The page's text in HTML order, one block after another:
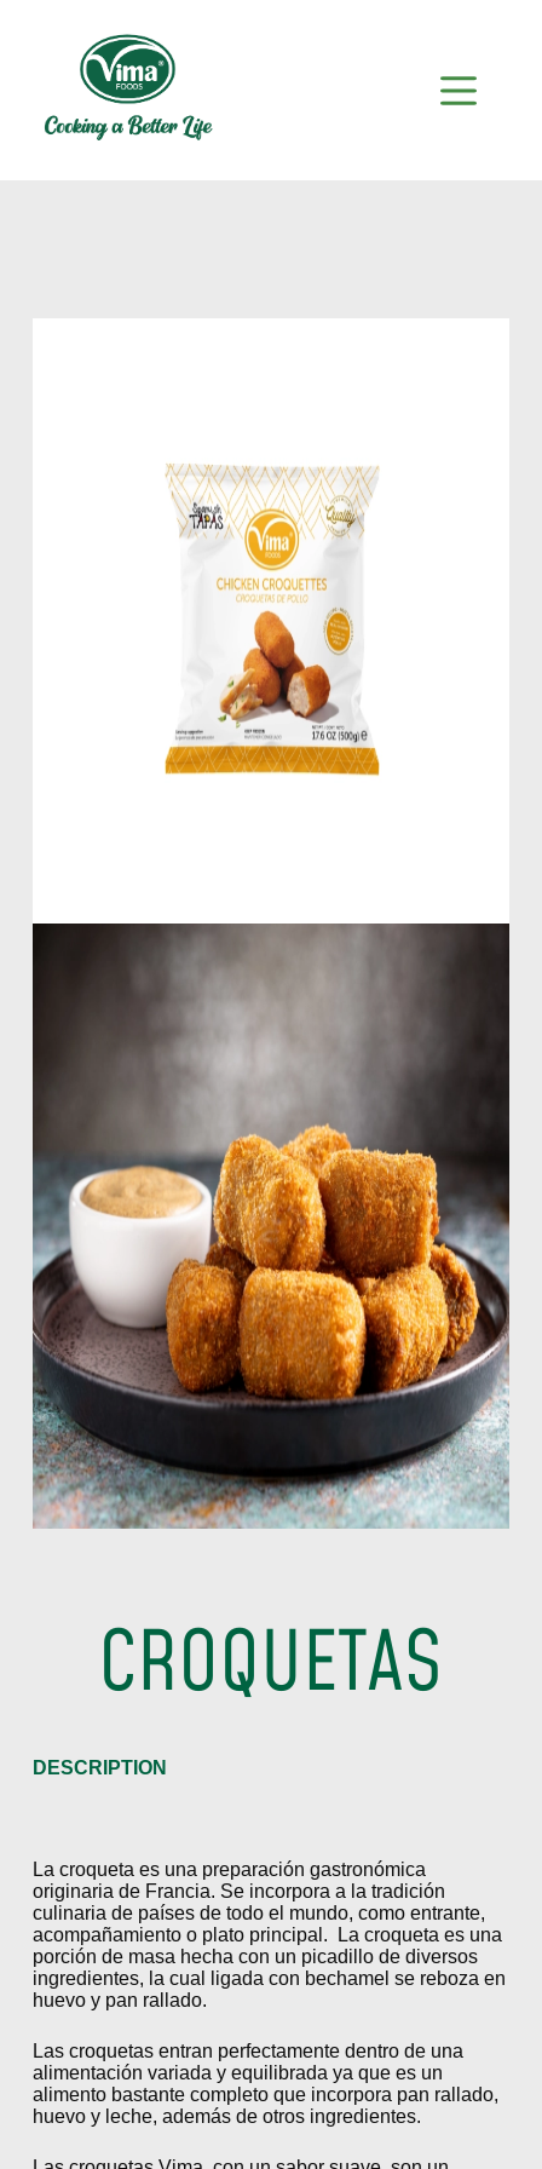
CROQUETAS
DESCRIPTION
La croqueta es una preparación gastronómica
originaria de Francia. Se incorpora a la tradición
culinaria de países de todo el mundo, como entrante,
acompañamiento o plato principal. La croqueta es una
porción de masa hecha con un picadillo de diversos
ingredientes, la cual ligada con bechamel se reboza en
huevo y pan rallado.
Las croquetas entran perfectamente dentro de una
alimentación variada y equilibrada ya que es un
alimento bastante completo que incorpora pan rallado,
huevo y leche, además de otros ingredientes.